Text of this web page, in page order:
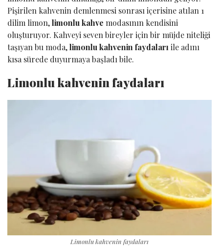
Pişirilen kahvenin demlenmesi sonrası içerisine atılan 1
dilim limon,limonlu kahve modasının kendisini
oluşturuyor. Kahveyi seven bireyler için bir müjde niteliği
taşıyan bu moda,limonlu kahvenin faydaları ile adını
kısa sürede duyurmaya başladı bile.
Limonlu kahvenin faydaları
Limonlu kahvenin faydaları